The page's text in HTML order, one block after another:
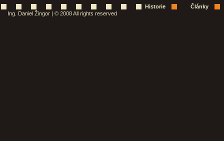
Historie
Články
Ing. Daniel Žingor | © 2008 All rights reserved